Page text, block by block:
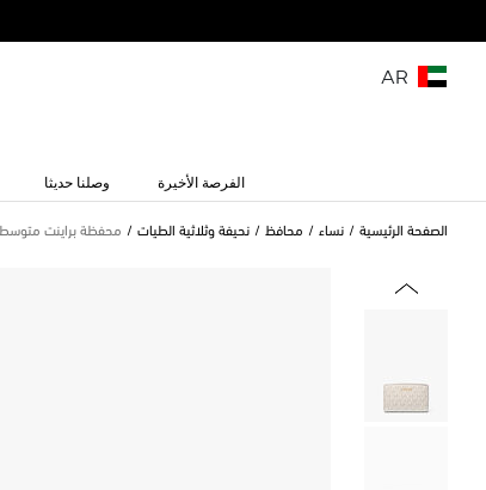
AR
الفرصة الأخيرة وصلنا حديثا
الصفحة الرئيسية نساء محافظ نحيفة وثلاثية الطيات محفظة براينت